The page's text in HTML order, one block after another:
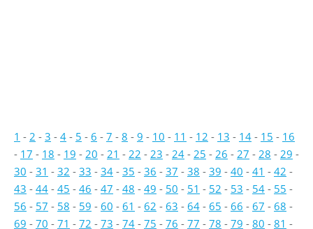
1 - 2 - 3 - 4 - 5 - 6 - 7 - 8 - 9 - 10 - 11 - 12 - 13 - 14 - 15 - 16
- 17 - 18 - 19 - 20 - 21 - 22 - 23 - 24 - 25 - 26 - 27 - 28 - 29 -
30 - 31 - 32 - 33 - 34 - 35 - 36 - 37 - 38 - 39 - 40 - 41 - 42 -
43 - 44 - 45 - 46 - 47 - 48 - 49 - 50 - 51 - 52 - 53 - 54 - 55 -
56 - 57 - 58 - 59 - 60 - 61 - 62 - 63 - 64 - 65 - 66 - 67 - 68 -
69 - 70 - 71 - 72 - 73 - 74 - 75 - 76 - 77 - 78 - 79 - 80 - 81 -